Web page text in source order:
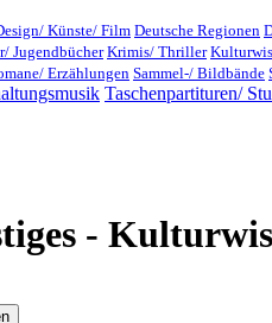
Künste/ Film Deutsche Regionen
Jugendbücher Krimis/ Thriller
Erzählungen Sammel-/ Bildbände
Taschenpartituren/
-